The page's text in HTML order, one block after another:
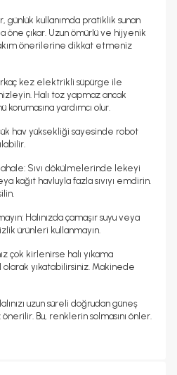
günlük kullanımda pratiklik sunan
öne çıkar. Uzun ömürlü ve hijyenik
önerilerine dikkat etmeniz
kez elektrikli süpürge ile
Halı toz yapmaz ancak
yardımcı olur.
hav yüksekliği sayesinde robot
Sıvı dökülmelerinde lekeyi
kağıt havluyla fazla sıvıyı emdirin.
Halınızda çamaşır suyu veya
ürünleri kullanmayın.
çok kirlenirse halı yıkama
yıkatabilirsiniz. Makinede
uzun süreli doğrudan güneş
önerilir. Bu, renklerin solmasını önler.